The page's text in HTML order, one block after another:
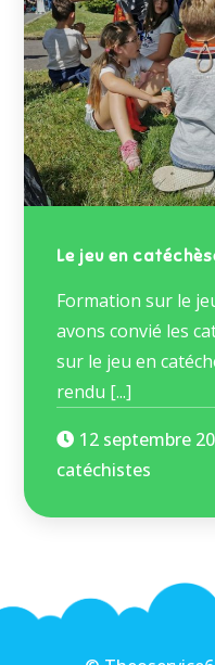
Le jeu en
Formation sur le
avons convié les
sur le jeu en
rendu [...]
12 septembre
catéchistes